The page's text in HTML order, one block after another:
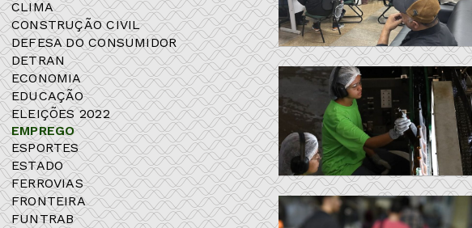
CLIMA
CONSTRUÇÃO CIVIL
DEFESA DO CONSUMIDOR
DETRAN
ECONOMIA
EDUCAÇÃO
ELEIÇÕES 2022
EMPREGO
ESPORTES
ESTADO
FERROVIAS
FRONTEIRA
FUNTRAB